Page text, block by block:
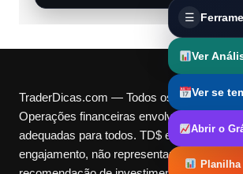
TraderDicas.com — Todos os direitos
Operações financeiras envolvem riscos e
adequadas para todos. TD$ e Cotas são
engajamento, não representam dinheiro real
☰
Ver
Ver se
Abrir o